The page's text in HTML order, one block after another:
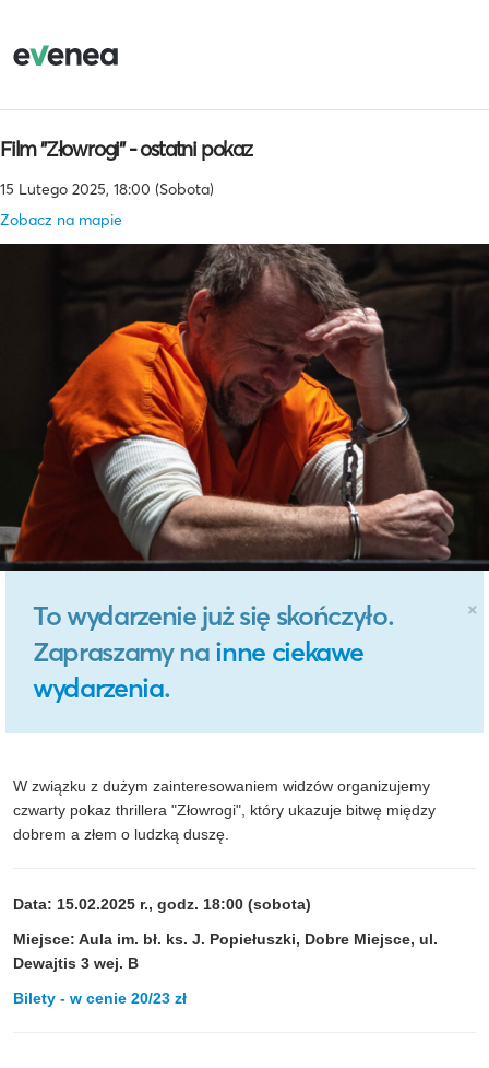
Film "Złowrogi" - ostatni pokaz
15 Lutego 2025, 18:00 (Sobota)
Zobacz na mapie
×
To wydarzenie już się skończyło.
Zapraszamy na inne ciekawe
wydarzenia.
W związku z dużym zainteresowaniem widzów organizujemy
czwarty pokaz thrillera "Złowrogi", który ukazuje bitwę między
dobrem a złem o ludzką duszę.
Data: 15.02.2025 r., godz. 18:00 (sobota)
Miejsce: Aula im. bł. ks. J. Popiełuszki, Dobre Miejsce, ul.
Dewajtis 3 wej. B
Bilety - w cenie 20/23 zł